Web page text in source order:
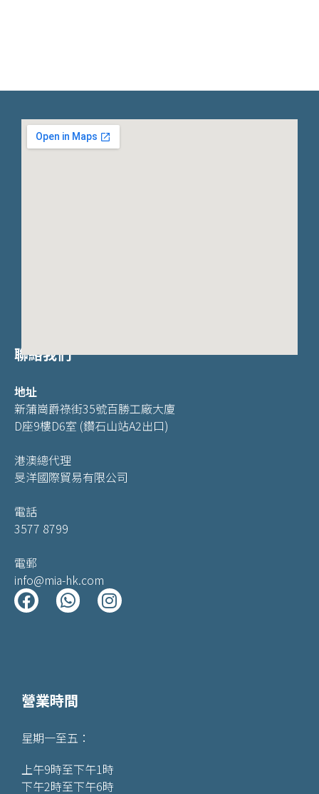
營業時間
星期一至五：
上午9時至下午1時
下午2時至下午6時
聯絡我們
地址
新蒲崗爵祿街35號百勝工廠大廈
D座9樓D6室 (鑽石山站A2出口)
港澳總代理
旻洋國際貿易有限公司
電話
3577 8799
電郵
info@mia-hk.com